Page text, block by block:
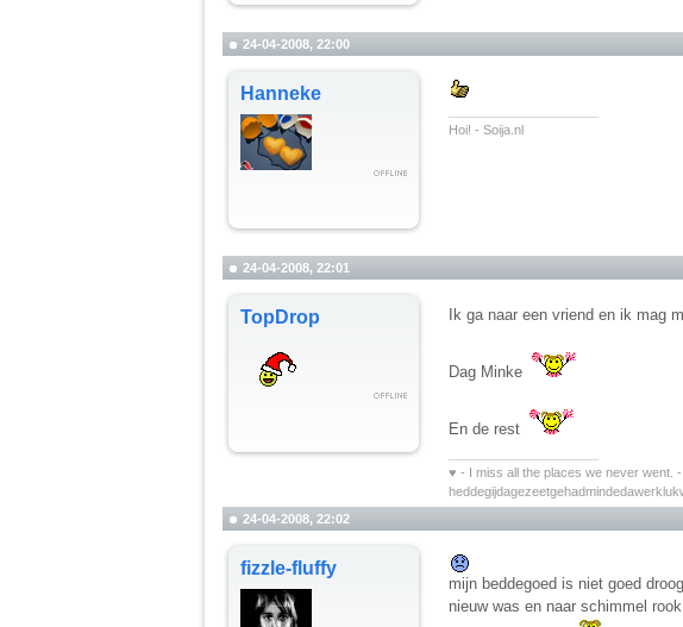
24-04-2008, 22:00
Hanneke
Hoi! - Soija.nl
24-04-2008, 22:01
TopDrop Ik ga naar een vriend en ik mag
Dag Minke
En de rest
♥ - I miss all the places we never went. -
24-04-2008, 22:02
fizzle-fluffy
mijn beddegoed is niet goed
nieuw was en naar schimmel